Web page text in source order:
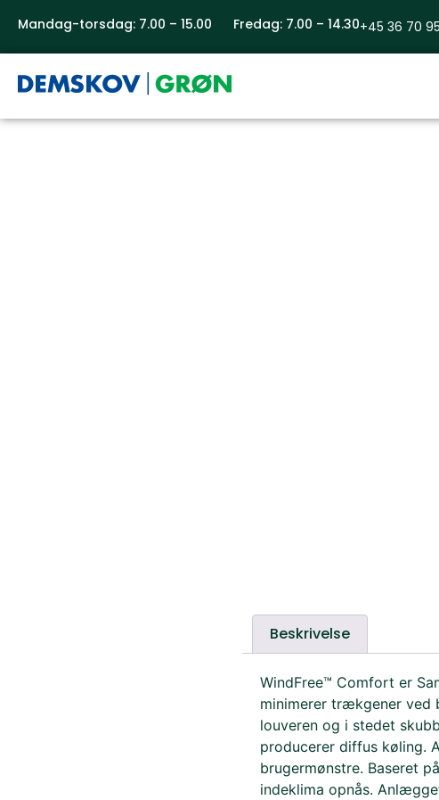
Mandag-torsdag: 7.00 – 15.00 Fredag: 7.00 – 14.30+45 36 70
Beskrivelse
WindFree™ Comfort er
minimerer trækgener ved
louveren og i stedet
producerer diffus køling.
brugermønstre. Baseret
indeklima opnås.